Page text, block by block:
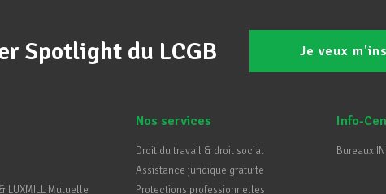
Spotlight du LCGB Je veux
LUXMILL Mutuelle
Nos services
Droit du travail & droit social
Assistance juridique gratuite
Protections professionnelles
Info-
Bureaux